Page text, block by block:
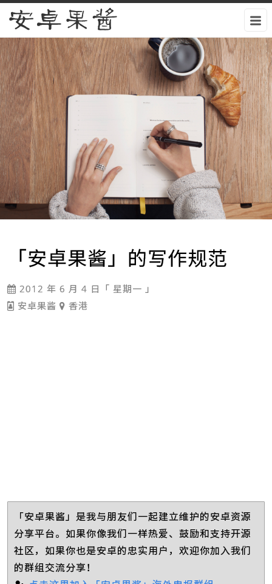
安卓果酱
「安卓果酱」的写作规范
2012 年 6 月 4 日「 星期一 」
安卓果酱
香港
「安卓果酱」是我与朋友们一起建立维护的安卓资源
分享平台。如果你像我们一样热爱、鼓励和支持开源
社区，如果你也是安卓的忠实用户，欢迎你加入我们
的群组交流分享！